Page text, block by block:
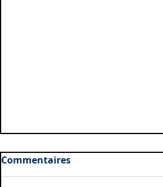
Commentaires